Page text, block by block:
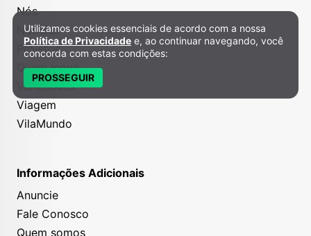
Nós
Notícias
Projetos
Quem Inova
Variedades
Viagem
VilaMundo
Informações Adicionais
Anuncie
Fale Conosco
Quem somos
Política de Privacidade e Cookies
Utilizamos cookies essenciais de acordo com a nossa
Política de Privacidade e, ao continuar navegando, você
concorda com estas condições:
PROSSEGUIR